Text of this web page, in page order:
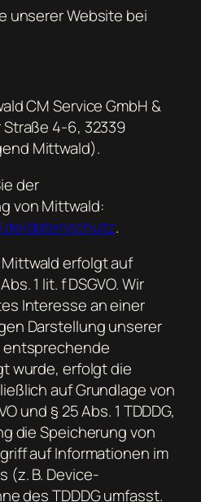
unserer Website bei
CM Service GmbH &
Straße 4-6, 32339
Mittwald).
der
von Mittwald:
datenschutz.
erfolgt auf
1 lit. f DSGVO. Wir
Interesse an einer
Darstellung unserer
entsprechende
wurde, erfolgt die
auf Grundlage von
und § 25 Abs. 1 TDDDG,
die Speicherung von
auf Informationen im
(z. B. Device-
des TDDDG umfasst.